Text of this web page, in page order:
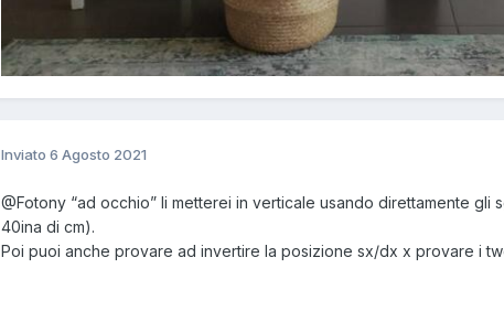
Inviato 6 Agosto 2021
@Fotony “ad occhio” li metterei in verticale usando direttamente gli
40ina di cm).
Poi puoi anche provare ad invertire la posizione sx/dx x provare i